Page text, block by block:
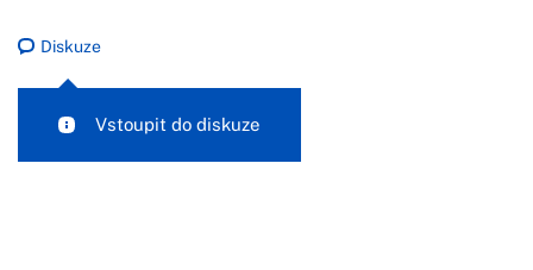
Diskuze
Vstoupit do diskuze